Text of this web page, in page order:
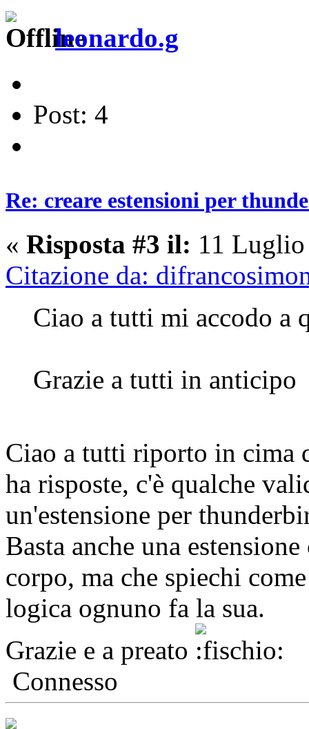
leonardo.g
Post: 4
Re: creare estensioni per
« Risposta #3 il: 11
Citazione da:
Ciao a tutti mi accodo a
Grazie a tutti in anticipo
Ciao a tutti riporto in cima
ha risposte, c'è qualche
un'estensione per
Basta anche una
corpo, ma che spiechi
logica ognuno fa la sua.
Grazie e a preato
Connesso